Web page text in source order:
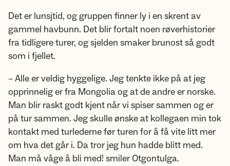
Det er lunsjtid, og gruppen finner ly i en skrent av
gammel havbunn. Det blir fortalt noen røverhistorier
fra tidligere turer, og sjelden smaker brunost så godt
som i fjellet.
– Alle er veldig hyggelige. Jeg tenkte ikke på at jeg
opprinnelig er fra Mongolia og at de andre er norske.
Man blir raskt godt kjent når vi spiser sammen og er
på tur sammen. Jeg skulle ønske at kollegaen min tok
kontakt med turlederne før turen for å få vite litt mer
om hva det går i. Da tror jeg hun hadde blitt med.
Man må våge å bli med! smiler Otgontulga.